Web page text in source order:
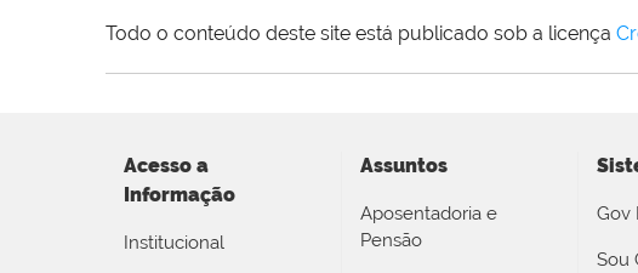
Todo o conteúdo deste site está publicado sob a licença
Acesso a
Informação
Institucional
Assuntos
Aposentadoria e
Pensão
Gov
Sou